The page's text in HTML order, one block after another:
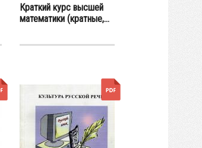
Краткий курс высшей
математики (кратные,...